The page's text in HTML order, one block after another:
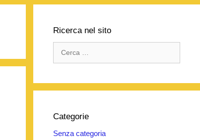
Ricerca nel sito
per:
Categorie
Senza categoria